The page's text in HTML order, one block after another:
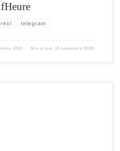
telegram
2020 Mis à jour 15 novembre 2020